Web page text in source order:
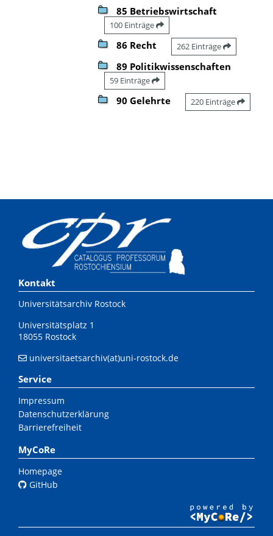
85 Betriebswirtschaft
100 Einträge
86 Recht 262 Einträge
89 Politikwissenschaften
59 Einträge
90 Gelehrte 220 Einträge
Kontakt
Universitätsarchiv Rostock
Universitätsplatz 1
18055 Rostock
universitaetsarchiv(at)uni-rostock.de
Service
Impressum
Datenschutzerklärung
Barrierefreiheit
MyCoRe
Homepage
GitHub